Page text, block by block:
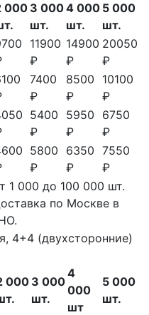
0003 000
шт.
4 000
шт.
5 000
шт.
11900
₽
14900
₽
20050
₽
7400
₽
8500
₽
10100
₽
5400
₽
5950
₽
6750
₽
5800
₽
6350
₽
7550
₽
000 до 100 000 шт.
по Москве в
4+4 (двухсторонние)
0003 000
шт.
4
000
шт
5 000
шт.